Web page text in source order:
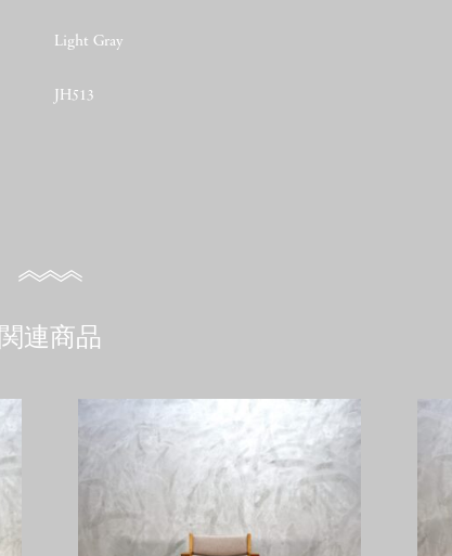
Light Gray
JH513
関連商品